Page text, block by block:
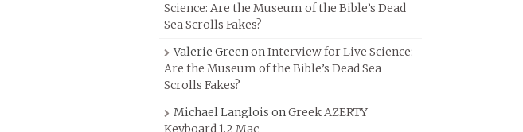
Science: Are the Museum of the Bible’s Dead
Sea Scrolls Fakes?
Valerie GreenonInterview for Live Science:
Are the Museum of the Bible’s Dead Sea
Scrolls Fakes?
Michael Langlois onGreek AZERTY
Keyboard 1.2 Mac